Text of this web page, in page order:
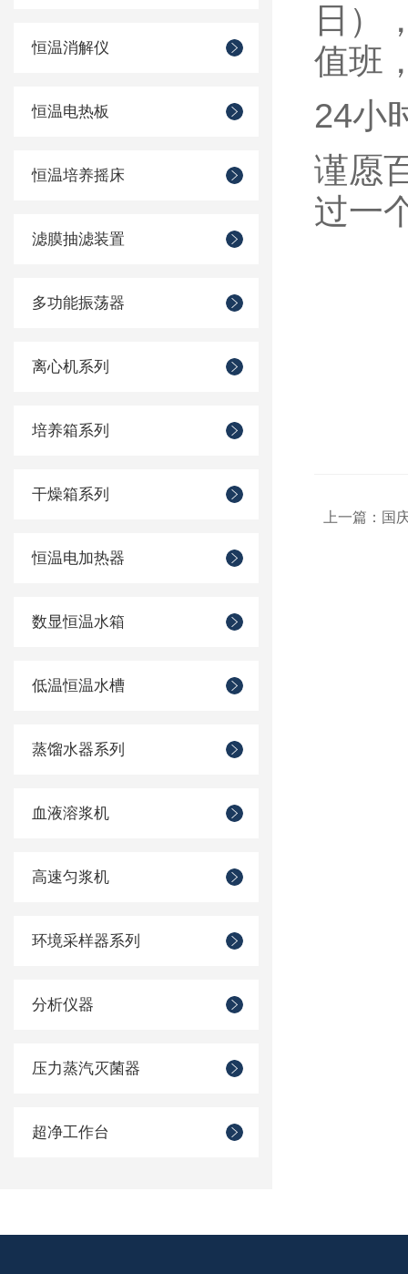
恒温消解仪
恒温电热板
恒温培养摇床
滤膜抽滤装置
多功能振荡器
离心机系列
培养箱系列
干燥箱系列
恒温电加热器
数显恒温水箱
低温恒温水槽
蒸馏水器系列
血液溶浆机
高速匀浆机
环境采样器系列
分析仪器
压力蒸汽灭菌器
超净工作台
日）
值班
24小
谨愿
过一
上一篇： 国